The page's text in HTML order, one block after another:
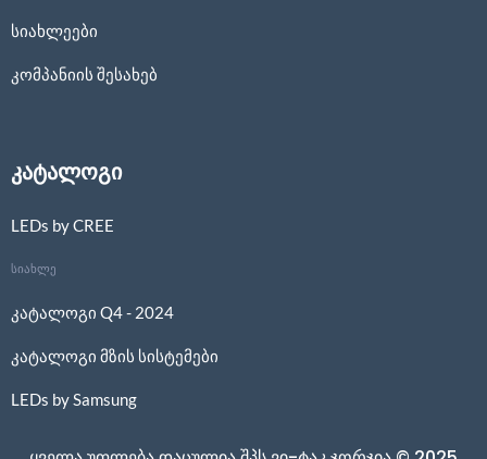
სიახლეები
კომპანიის შესახებ
კატალოგი
LEDs by CREE
სიახლე
კატალოგი Q4 - 2024
კატალოგი მზის სისტემები
LEDs by Samsung